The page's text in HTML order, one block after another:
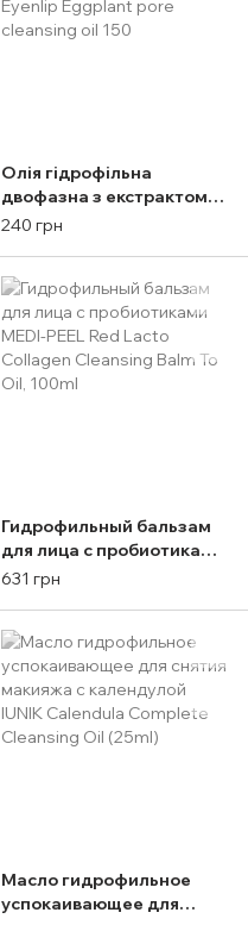
Олія гідрофільна
двофазна з екстрактом
баклажану для обличчя
240 грн
Гидрофильный бальзам
для лица с пробиотиками
MEDI-PEEL Red Lacto
631 грн
Масло гидрофильное
успокаивающее для